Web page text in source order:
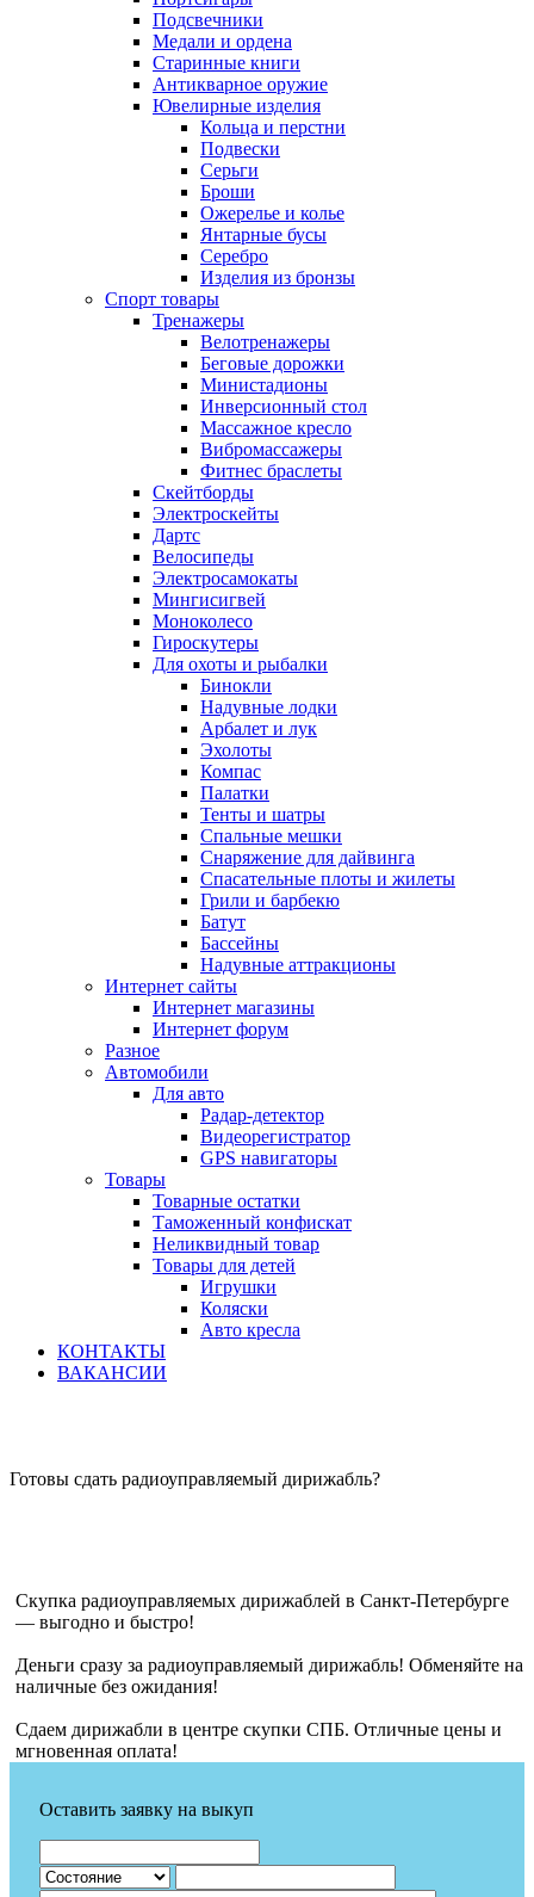
Подсвечники
Медали и ордена
Старинные книги
Антикварное оружие
Ювелирные изделия
Кольца и перстни
Подвески
Серьги
Броши
Ожерелье и колье
Янтарные бусы
Серебро
Изделия из бронзы
Спорт товары
Тренажеры
Велотренажеры
Беговые дорожки
Министадионы
Инверсионный стол
Массажное кресло
Вибромассажеры
Фитнес браслеты
Скейтборды
Электроскейты
Дартс
Велосипеды
Электросамокаты
Мингисигвей
Моноколесо
Гироскутеры
Для охоты и рыбалки
Бинокли
Надувные лодки
Арбалет и лук
Эхолоты
Компас
Палатки
Тенты и шатры
Спальные мешки
Снаряжение для дайвинга
Спасательные плоты и жилеты
Грили и барбекю
Батут
Бассейны
Надувные аттракционы
Интернет сайты
Интернет магазины
Интернет форум
Разное
Автомобили
Для авто
Радар-детектор
Видеорегистратор
GPS навигаторы
Товары
Товарные остатки
Таможенный конфискат
Неликвидный товар
Товары для детей
Игрушки
Коляски
Авто кресла
КОНТАКТЫ
ВАКАНСИИ
Готовы сдать радиоуправляемый дирижабль?
Скупка радиоуправляемых дирижаблей в Санкт-Петербурге
— выгодно и быстро!
Деньги сразу за радиоуправляемый дирижабль! Обменяйте на
наличные без ожидания!
Сдаем дирижабли в центре скупки СПБ. Отличные цены и
мгновенная оплата!
Оставить заявку на выкуп